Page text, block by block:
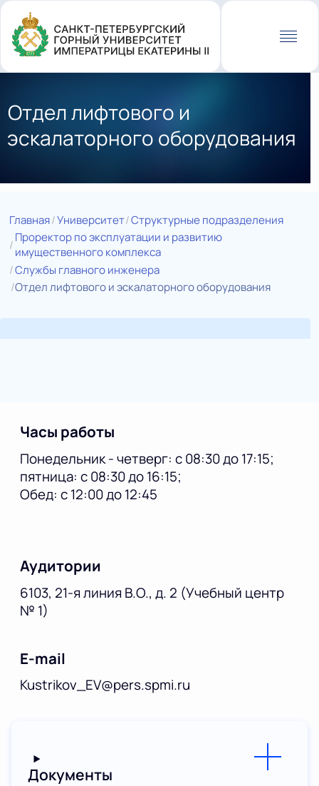
Перейти
основному
содержанию
Отдел лифтового и
эскалаторного оборудования
Главная Университет Структурные подразделения
Проректор по эксплуатации и развитию
имущественного комплекса
Службы главного инженера
Отдел лифтового и эскалаторного оборудования
Часы работы
Понедельник - четверг: с 08:30 до 17:15;
пятница: с 08:30 до 16:15;
Обед: с 12:00 до 12:45
Аудитории
6103, 21-я линия В.О., д. 2 (Учебный центр
№ 1)
E-mail
Kustrikov_EV@pers.spmi.ru
Документы